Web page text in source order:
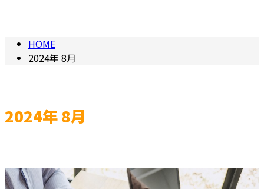
HOME
2024年 8月
2024年 8月